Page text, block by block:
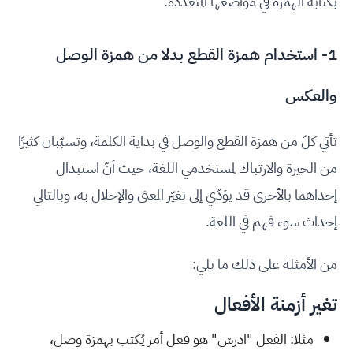
1- استخدام همزة القطع بدلا من همزة الوصل
والعكس
تأتي كلّ من همزة القطع والوصل في بداية الكلمة، وتسبّبان كثيرًا
من الحيرة والارتباك لمستخدمي اللغة، حيث أنّ استبدال
إحداهما بالأخرى قد يؤدّي إلى تغيّر المعنى والإخلال به، وبالتالي
إحداث سوء فهم في اللغة.
من الأمثلة على ذلك ما يلي:
تغير أزمنة الأفعال
مثلا: الفعل "ادرسْ" هو فعل أمر يُكتب بهمزة وصل،